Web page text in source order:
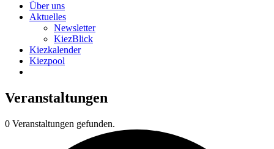
Über uns
Aktuelles
Newsletter
KiezBlick
Kiezkalender
Kiezpool
Veranstaltungen
0 Veranstaltungen gefunden.